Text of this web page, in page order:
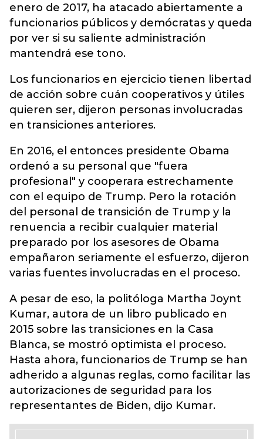
enero de 2017, ha atacado abiertamente a
funcionarios públicos y demócratas y queda
por ver si su saliente administración
mantendrá ese tono.
Los funcionarios en ejercicio tienen libertad
de acción sobre cuán cooperativos y útiles
quieren ser, dijeron personas involucradas
en transiciones anteriores.
En 2016, el entonces presidente Obama
ordenó a su personal que "fuera
profesional" y cooperara estrechamente
con el equipo de Trump. Pero la rotación
del personal de transición de Trump y la
renuencia a recibir cualquier material
preparado por los asesores de Obama
empañaron seriamente el esfuerzo, dijeron
varias fuentes involucradas en el proceso.
A pesar de eso, la politóloga Martha Joynt
Kumar, autora de un libro publicado en
2015 sobre las transiciones en la Casa
Blanca, se mostró optimista el proceso.
Hasta ahora, funcionarios de Trump se han
adherido a algunas reglas, como facilitar las
autorizaciones de seguridad para los
representantes de Biden, dijo Kumar.